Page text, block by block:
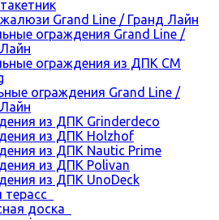
Grand Line / Гранд Лайн
ограждения Grand Line /
ограждения из ДПК CM
ограждения Grand Line /
из ДПК Grinderdeco
из ДПК Holzhof
из ДПК Nautic Prime
из ДПК Polivan
из ДПК UnoDeck
доска